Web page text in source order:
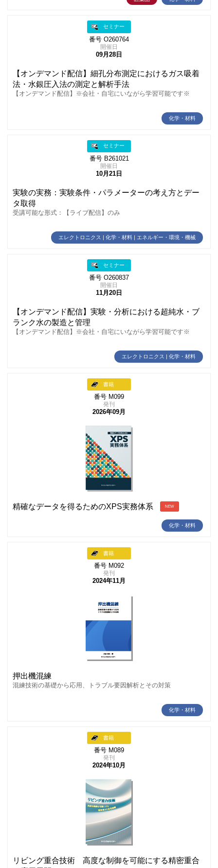
セミナー
番号 O260764
開催日
09月28日
【オンデマンド配信】細孔分布測定におけるガス吸着
法・水銀圧入法の測定と解析手法
【オンデマンド配信】※会社・自宅にいながら学習可能です※
化学・材料
セミナー
番号 B261021
開催日
10月21日
実験の実務：実験条件・パラメーターの考え方とデー
タ取得
受講可能な形式：【ライブ配信】のみ
エレクトロニクス | 化学・材料 | エネルギー・環境・機械
セミナー
番号 O260837
開催日
11月20日
【オンデマンド配信】実験・分析における超純水・ブ
ランク水の製造と管理
【オンデマンド配信】※会社・自宅にいながら学習可能です※
エレクトロニクス | 化学・材料
書籍
番号 M099
発刊
2026年09月
精確なデータを得るためのXPS実務体系 NEW
化学・材料
書籍
番号 M092
発刊
2024年11月
押出機混練
混練技術の基礎から応用、トラブル要因解析とその対策
化学・材料
書籍
番号 M089
発刊
2024年10月
リビング重合技術 高度な制御を可能にする精密重合